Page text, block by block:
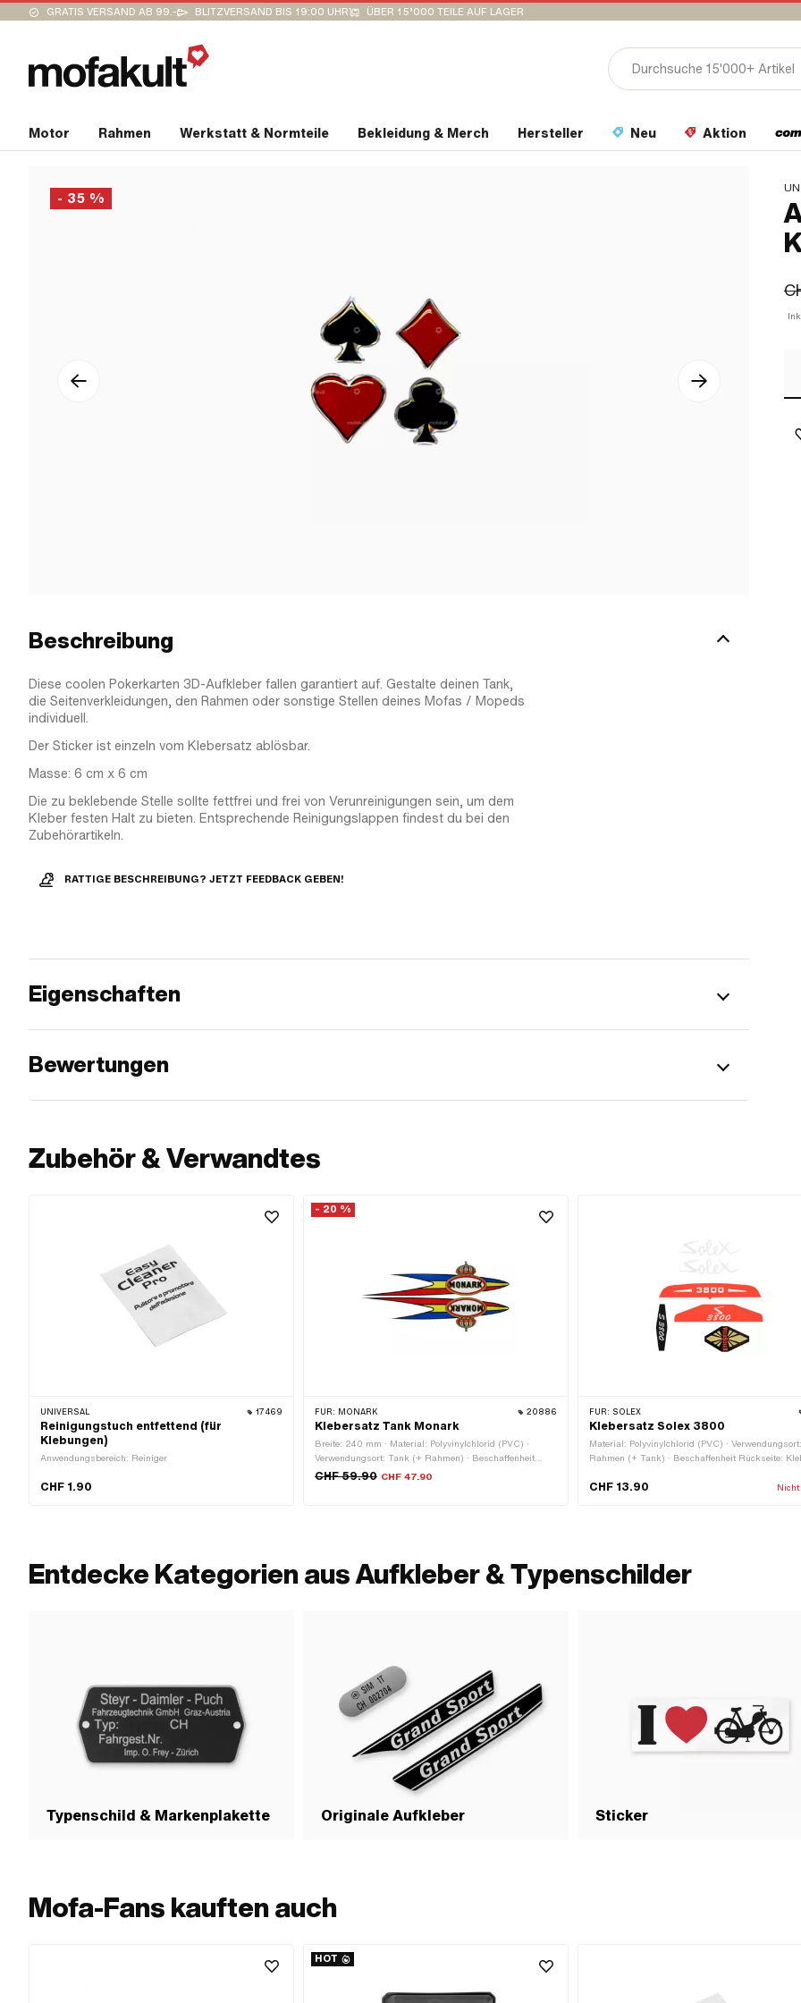
GRATIS VERSAND AB 99.- BLITZVERSAND BIS 19:00 UHR ÜBER 15’000 TEILE AUF LAGER
Motor Rahmen Werkstatt & Normteile Bekleidung & Merch Hersteller Neu Aktion
- 35 %
Beschreibung
Diese coolen Pokerkarten 3D-Aufkleber fallen garantiert auf. Gestalte deinen Tank,
die Seitenverkleidungen, den Rahmen oder sonstige Stellen deines Mofas / Mopeds
individuell.
Der Sticker ist einzeln vom Klebersatz ablösbar.
Masse: 6 cm x 6 cm
Die zu beklebende Stelle sollte fettfrei und frei von Verunreinigungen sein, um dem
Kleber festen Halt zu bieten. Entsprechende Reinigungslappen findest du bei den
Zubehörartikeln.
RATTIGE BESCHREIBUNG? JETZT FEEDBACK GEBEN!
Eigenschaften
Bewertungen
Zubehör & Verwandtes
UNIVERSAL 17469
Reinigungstuch entfettend (für
Klebungen)
Anwendungsbereich: Reiniger
CHF 1.90
- 20 %
FÜR: MONARK 20886
Klebersatz Tank Monark
Breite: 240 mm · Material: Polyvinylchlorid (PVC) ·
Verwendungsort: Tank (+ Rahmen) · Beschaffenheit
Rückseite: Klebstoff · Höhe: 60 mm · Transferfolie: Nein
CHF 59.90 CHF 47.90
FÜR: SOLEX
Klebersatz Solex 3800
Material: Polyvinylchlorid (PVC) · Verwendungsort:
Rahmen (+ Tank) · Beschaffenheit Rückseite:
CHF 13.90 Nicht
Entdecke Kategorien aus Aufkleber & Typenschilder
Typenschild & Markenplakette Originale Aufkleber Sticker
Mofa-Fans kauften auch
HOT